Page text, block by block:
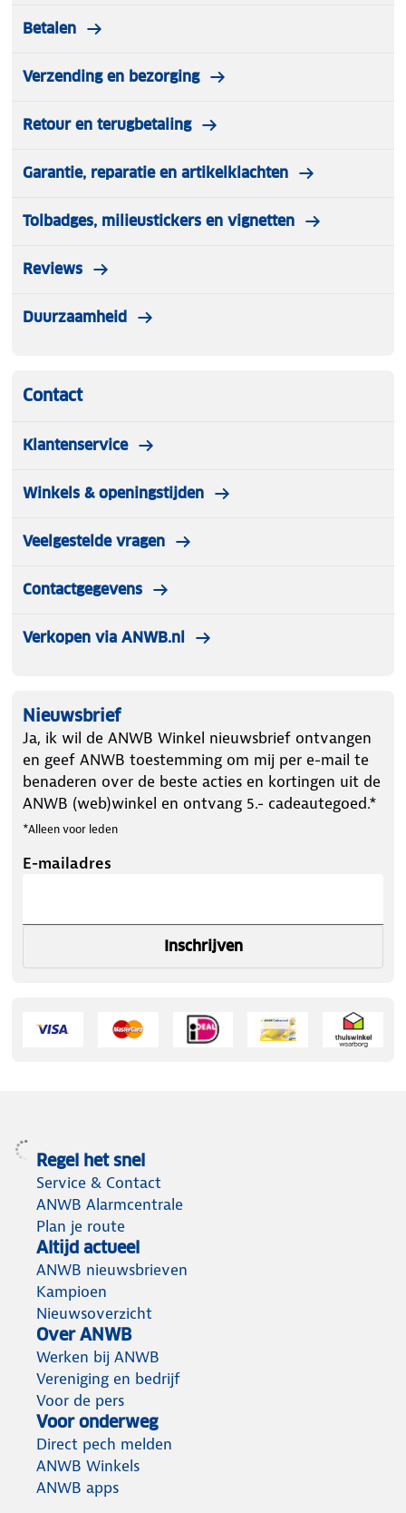
Betalen
Verzending en bezorging
Retour en terugbetaling
Garantie, reparatie en artikelklachten
Tolbadges, milieustickers en vignetten
Reviews
Duurzaamheid
Contact
Klantenservice
Winkels & openingstijden
Veelgestelde vragen
Contactgegevens
Verkopen via ANWB.nl
Nieuwsbrief
Ja, ik wil de ANWB Winkel nieuwsbrief ontvangen
en geef ANWB toestemming om mij per e-mail te
benaderen over de beste acties en kortingen uit de
ANWB (web)winkel en ontvang 5.- cadeautegoed.*
*Alleen voor leden
E-mailadres
Inschrijven
Regel het snel
Service & Contact
ANWB Alarmcentrale
Plan je route
Altijd actueel
ANWB nieuwsbrieven
Kampioen
Nieuwsoverzicht
Over ANWB
Werken bij ANWB
Vereniging en bedrijf
Voor de pers
Voor onderweg
Direct pech melden
ANWB Winkels
ANWB apps